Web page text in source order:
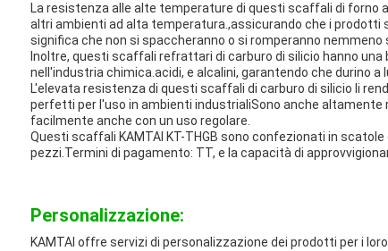
La resistenza alle alte temperature di questi scaffali di forno
altri ambienti ad alta temperatura.,assicurando che i
significa che non si spaccheranno o si romperanno
Inoltre, questi scaffali refrattari di carburo di silicio hanno
nell'industria chimica.acidi, e alcalini, garantendo che durino a
L'elevata resistenza di questi scaffali di carburo di silicio li
perfetti per l'uso in ambienti industrialiSono anche
facilmente anche con un uso regolare.
Questi scaffali KAMTAI KT-THGB sono confezionati in
pezzi.Termini di pagamento: TT, e la capacità di
Personalizzazione:
KAMTAI offre servizi di personalizzazione dei prodotti per i